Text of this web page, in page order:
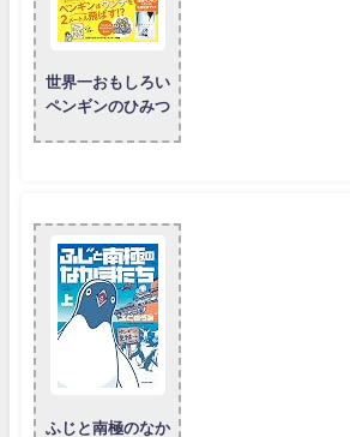
世界一おもしろい
ペンギンのひみつ
ふじと南極のなか